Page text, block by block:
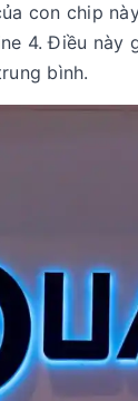
con chip
4. Điều
bình.